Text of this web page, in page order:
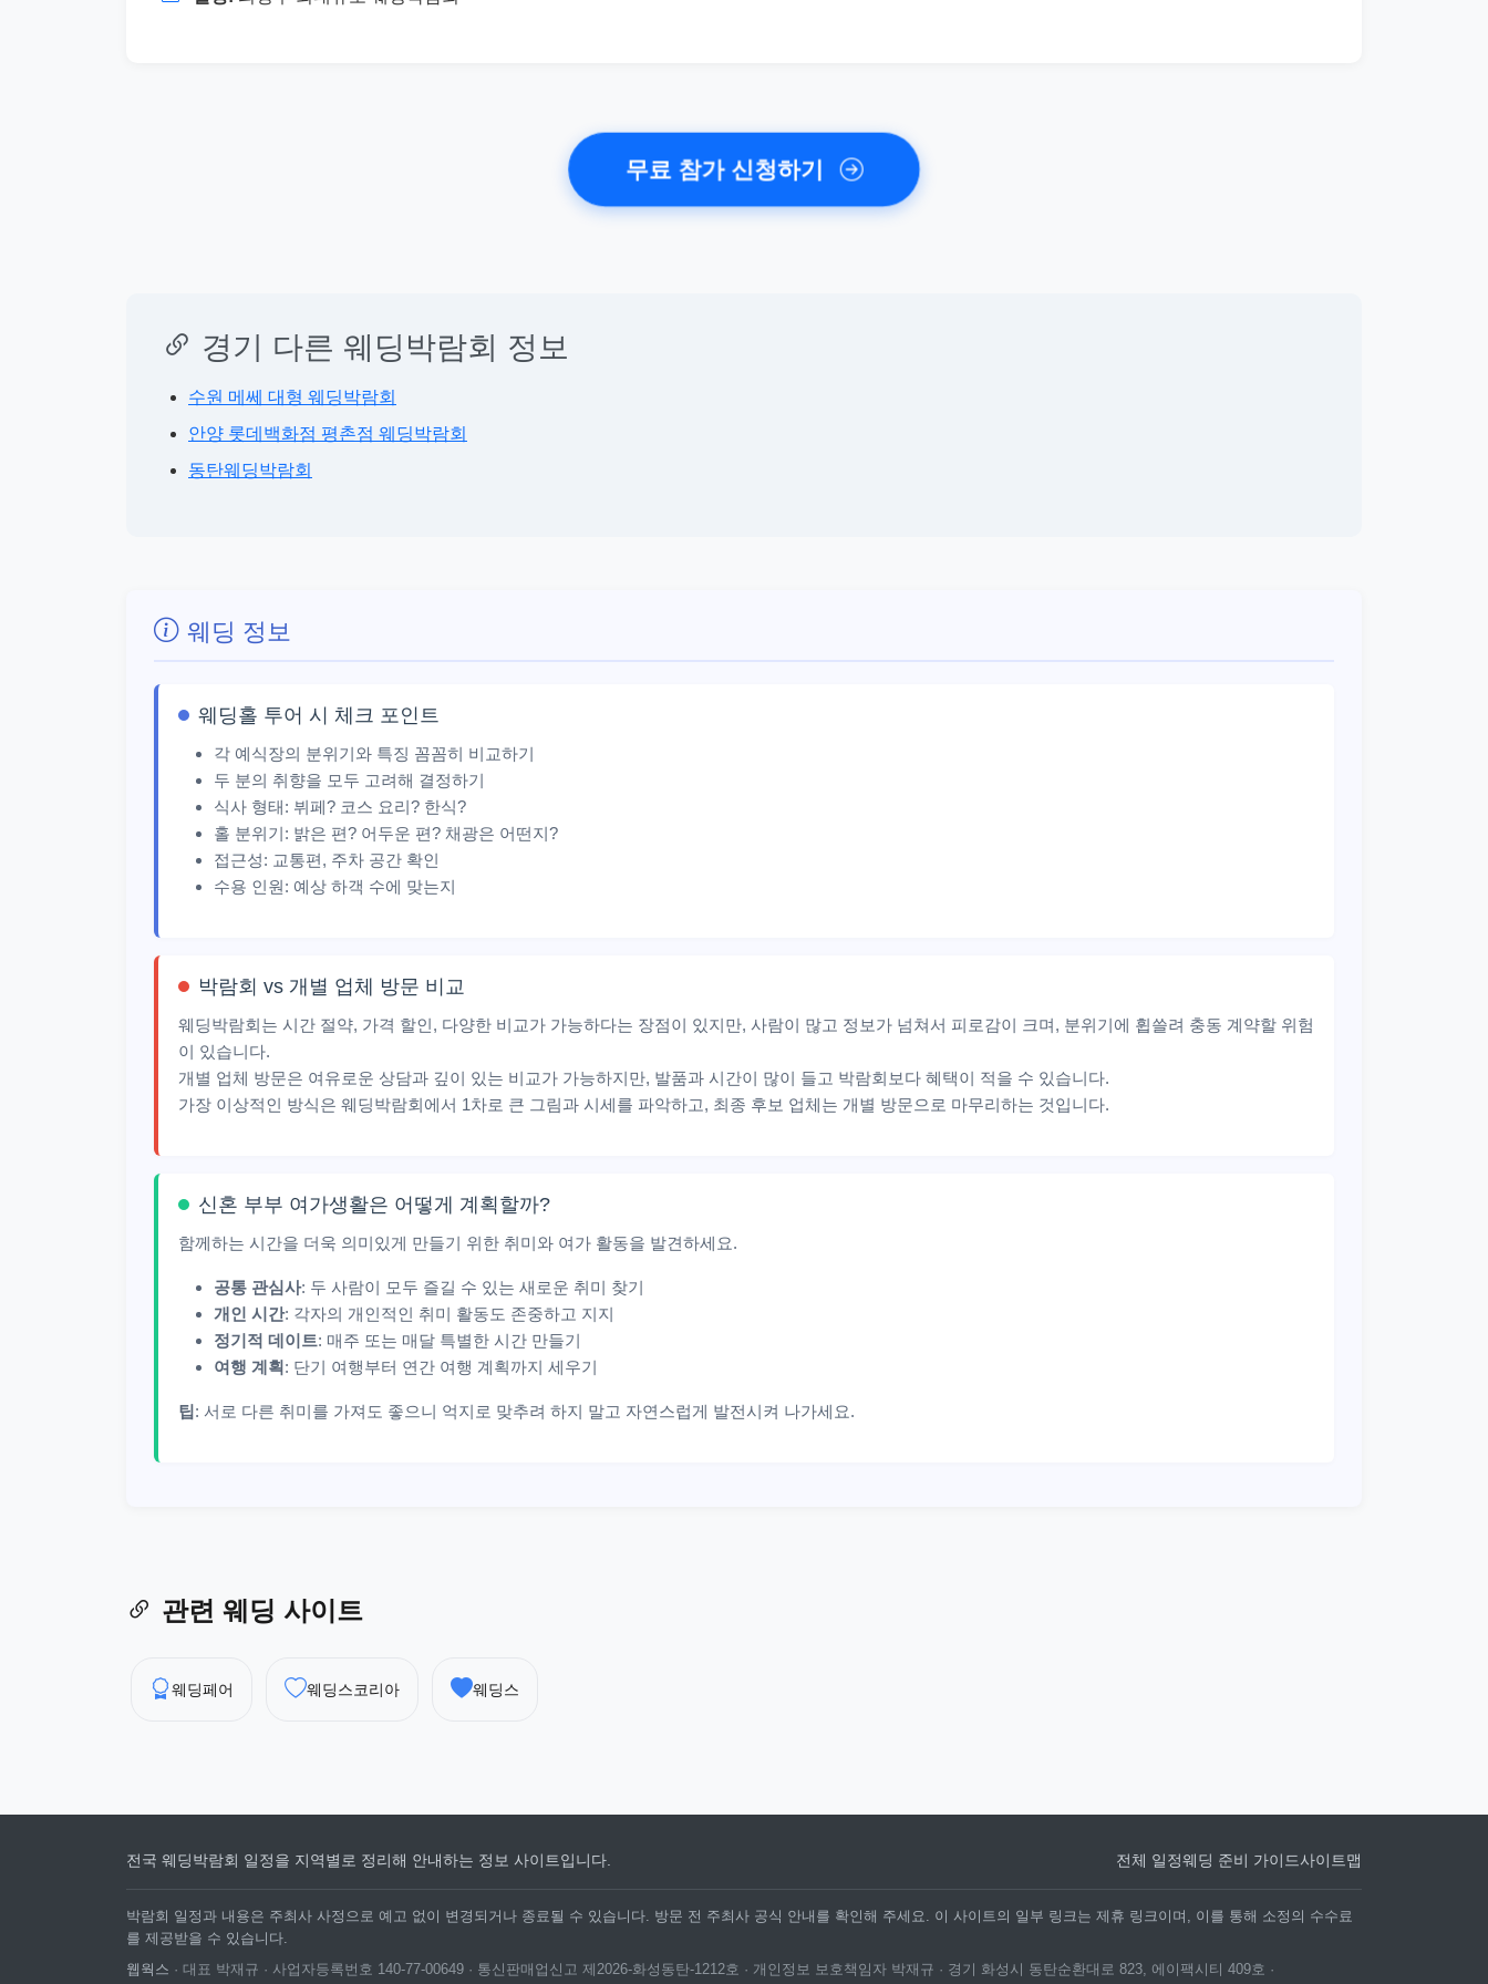
무료 참가 신청하기
경기 다른 웨딩박람회 정보
수원 메쎄 대형 웨딩박람회
안양 롯데백화점 평촌점 웨딩박람회
동탄웨딩박람회
웨딩 정보
웨딩홀 투어 시 체크 포인트
각 예식장의 분위기와 특징 꼼꼼히 비교하기
두 분의 취향을 모두 고려해 결정하기
식사 형태: 뷔페? 코스 요리? 한식?
홀 분위기: 밝은 편? 어두운 편? 채광은 어떤지?
접근성: 교통편, 주차 공간 확인
수용 인원: 예상 하객 수에 맞는지
박람회 vs 개별 업체 방문 비교
웨딩박람회는 시간 절약, 가격 할인, 다양한 비교가 가능하다는 장점이 있지만, 사람이 많고 정보가 넘쳐서 피로감이 크며, 분위기에 휩쓸려 충동 계약할 위험
이 있습니다.
개별 업체 방문은 여유로운 상담과 깊이 있는 비교가 가능하지만, 발품과 시간이 많이 들고 박람회보다 혜택이 적을 수 있습니다.
가장 이상적인 방식은 웨딩박람회에서 1차로 큰 그림과 시세를 파악하고, 최종 후보 업체는 개별 방문으로 마무리하는 것입니다.
신혼 부부 여가생활은 어떻게 계획할까?
함께하는 시간을 더욱 의미있게 만들기 위한 취미와 여가 활동을 발견하세요.
공통 관심사: 두 사람이 모두 즐길 수 있는 새로운 취미 찾기
개인 시간: 각자의 개인적인 취미 활동도 존중하고 지지
정기적 데이트: 매주 또는 매달 특별한 시간 만들기
여행 계획 : 단기 여행부터 연간 여행 계획까지 세우기
팁 : 서로 다른 취미를 가져도 좋으니 억지로 맞추려 하지 말고 자연스럽게 발전시켜 나가세요.
관련 웨딩 사이트
웨딩페어 웨딩스코리아 웨딩스
전국 웨딩박람회 일정을 지역별로 정리해 안내하는 정보 사이트입니다. 전체 일정웨딩 준비 가이드사이트맵
박람회 일정과 내용은 주최사 사정으로 예고 없이 변경되거나 종료될 수 있습니다. 방문 전 주최사 공식 안내를 확인해 주세요. 이 사이트의 일부 링크는 제휴 링크이며, 이를 통해 소정의 수수료
를 제공받을 수 있습니다.
웹웍스 · 대표 박재규 · 사업자등록번호 140-77-00649 · 통신판매업신고 제2026-화성동탄-1212호 · 개인정보 보호책임자 박재규 · 경기 화성시 동탄순환대로 823, 에이팩시티 409호 ·